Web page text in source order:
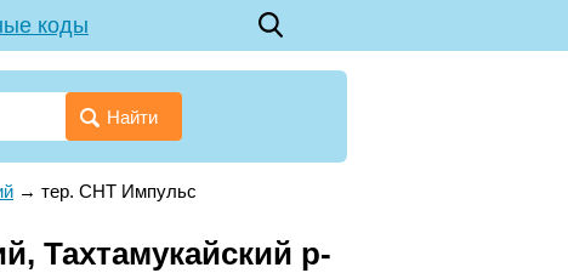
коды
Найти
→ тер. СНТ Импульс
Тахтамукайский р-